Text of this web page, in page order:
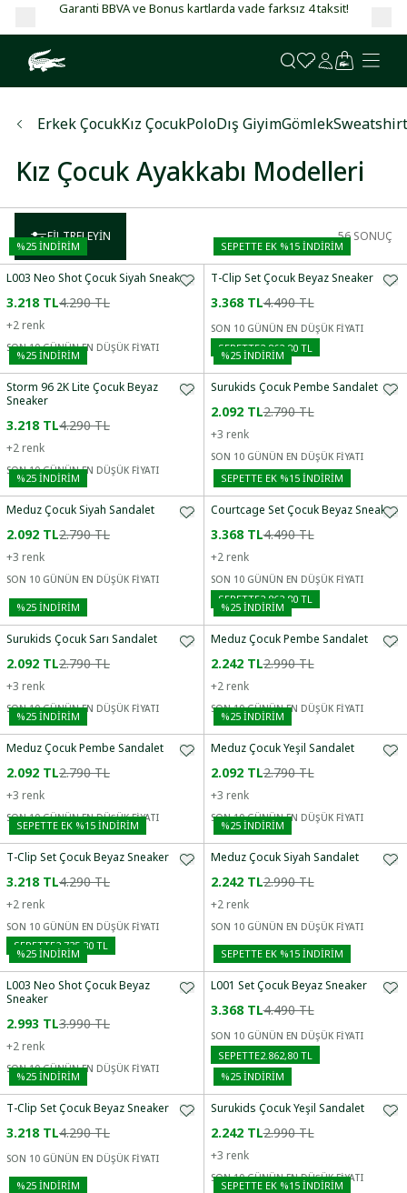
Garanti BBVA ve Bonus kartlarda vade farksız 4 taksit!
Erkek ÇocukKız ÇocukPoloDış GiyimGömlek
Kız Çocuk Ayakkabı Modelleri
FILTRELEYIN 56 SONUÇ
%25 İNDİRİM
L003 Neo Shot Çocuk Siyah Sneaker
3.218 TL4.290 TL
+2 renk
SON 10 GÜNÜN EN DÜŞÜK FİYATI
SEPETTE EK %15 İNDIRIM
T-Clip Set Çocuk Beyaz Sneaker
3.368 TL4.490 TL
SON 10 GÜNÜN EN DÜŞÜK FİYATI
SEPETTE2.862,80 TL
%25 İNDİRİM
Storm 96 2K Lite Çocuk Beyaz
Sneaker
3.218 TL4.290 TL
+2 renk
SON 10 GÜNÜN EN DÜŞÜK FİYATI
%25İNDİRİM
Surukids Çocuk Pembe Sandalet
2.092 TL2.790 TL
+3 renk
SON 10 GÜNÜN EN DÜŞÜK FİYATI
%25 İNDİRİM
Meduz Çocuk Siyah Sandalet
2.092 TL2.790 TL
+3 renk
SON 10 GÜNÜN EN DÜŞÜK FİYATI
SEPETTE EK %15 İNDIRIM
Courtcage Set Çocuk Beyaz Sneaker
3.368 TL4.490 TL
+2 renk
SON 10 GÜNÜN EN DÜŞÜK FİYATI
SEPETTE2.862,80 TL
%25 İNDİRİM
Surukids Çocuk Sarı Sandalet
2.092 TL2.790 TL
+3 renk
SON 10 GÜNÜN EN DÜŞÜK FİYATI
%25İNDİRİM
Meduz Çocuk Pembe Sandalet
2.242 TL2.990 TL
+2 renk
SON 10 GÜNÜN EN DÜŞÜK FİYATI
%25 İNDİRİM
Meduz Çocuk Pembe Sandalet
2.092 TL2.790 TL
+3 renk
SON 10 GÜNÜN EN DÜŞÜK FİYATI
%25İNDİRİM
Meduz Çocuk Yeşil Sandalet
2.092 TL2.790 TL
+3 renk
SON 10 GÜNÜN EN DÜŞÜK FİYATI
SEPETTE EK %15 İNDIRIM
T-Clip Set Çocuk Beyaz Sneaker
3.218 TL4.290 TL
+2 renk
SON 10 GÜNÜN EN DÜŞÜK FİYATI
SEPETTE2.735,30 TL
%25İNDİRİM
Meduz Çocuk Siyah Sandalet
2.242 TL2.990 TL
+2 renk
SON 10 GÜNÜN EN DÜŞÜK FİYATI
%25 İNDİRİM
L003 Neo Shot Çocuk Beyaz
Sneaker
2.993 TL3.990 TL
+2 renk
SON 10 GÜNÜN EN DÜŞÜK FİYATI
SEPETTE EK %15 İNDIRIM
L001 Set Çocuk Beyaz Sneaker
3.368 TL4.490 TL
SON 10 GÜNÜN EN DÜŞÜK FİYATI
SEPETTE2.862,80 TL
%25 İNDİRİM
T-Clip Set Çocuk Beyaz Sneaker
3.218 TL4.290 TL
SON 10 GÜNÜN EN DÜŞÜK FİYATI
%25İNDİRİM
Surukids Çocuk Yeşil Sandalet
2.242 TL2.990 TL
+3 renk
SON 10 GÜNÜN EN DÜŞÜK FİYATI
%25 İNDİRİM SEPETTE EK %15 İNDIRIM